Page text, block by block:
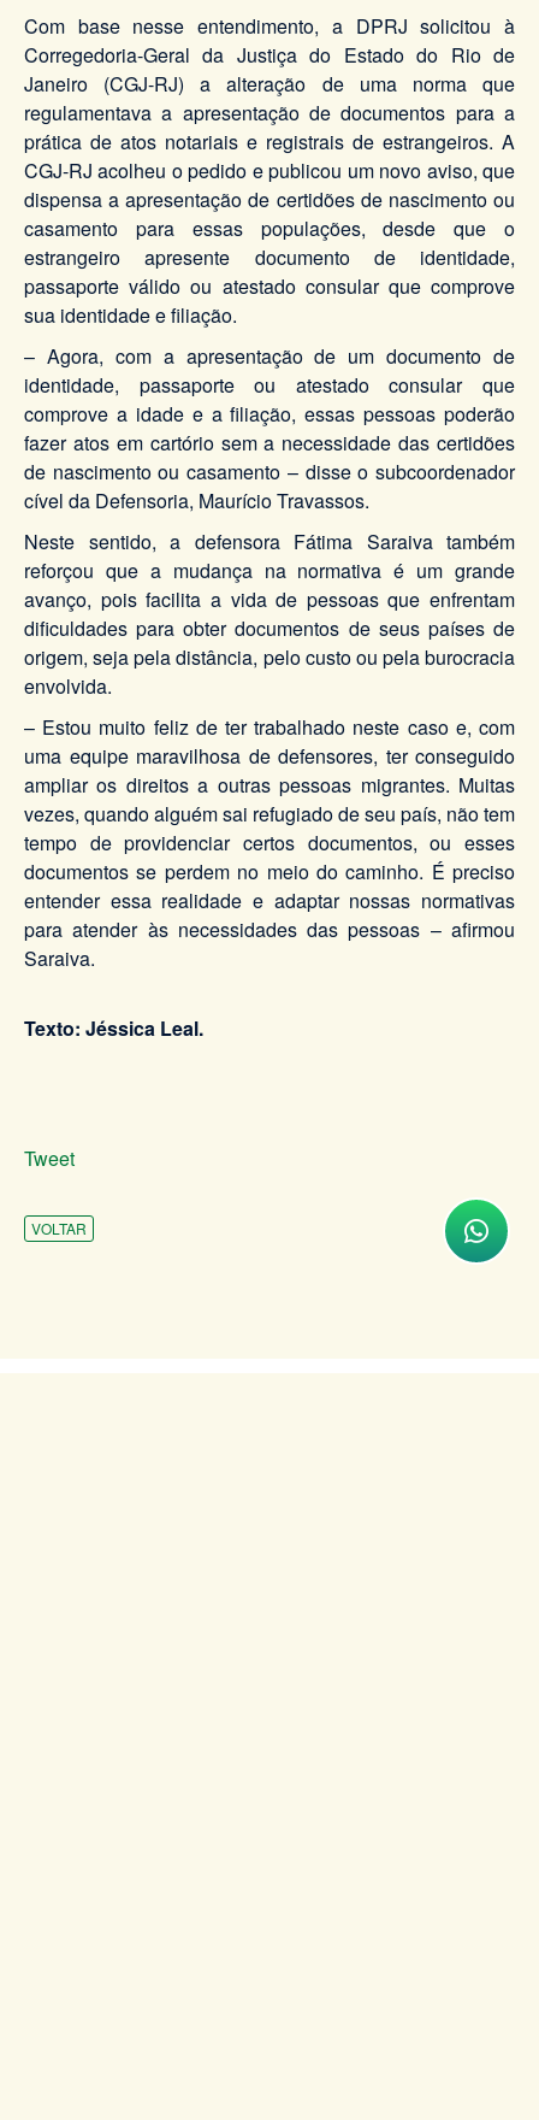
Com base nesse entendimento, a DPRJ solicitou à
Corregedoria-Geral da Justiça do Estado do Rio de
Janeiro (CGJ-RJ) a alteração de uma norma que
regulamentava a apresentação de documentos para a
prática de atos notariais e registrais de estrangeiros. A
CGJ-RJ acolheu o pedido e publicou um novo aviso, que
dispensa a apresentação de certidões de nascimento ou
casamento para essas populações, desde que o
estrangeiro apresente documento de identidade,
passaporte válido ou atestado consular que comprove
sua identidade e filiação.
– Agora, com a apresentação de um documento de
identidade, passaporte ou atestado consular que
comprove a idade e a filiação, essas pessoas poderão
fazer atos em cartório sem a necessidade das certidões
de nascimento ou casamento – disse o subcoordenador
cível da Defensoria, Maurício Travassos.
Neste sentido, a defensora Fátima Saraiva também
reforçou que a mudança na normativa é um grande
avanço, pois facilita a vida de pessoas que enfrentam
dificuldades para obter documentos de seus países de
origem, seja pela distância, pelo custo ou pela burocracia
envolvida.
– Estou muito feliz de ter trabalhado neste caso e, com
uma equipe maravilhosa de defensores, ter conseguido
ampliar os direitos a outras pessoas migrantes. Muitas
vezes, quando alguém sai refugiado de seu país, não tem
tempo de providenciar certos documentos, ou esses
documentos se perdem no meio do caminho. É preciso
entender essa realidade e adaptar nossas normativas
para atender às necessidades das pessoas – afirmou
Saraiva.
Texto: Jéssica Leal.
Tweet
VOLTAR